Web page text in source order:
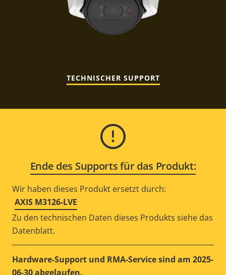
TECHNISCHER SUPPORT
Ende des Supports für das Produkt:
Wir haben dieses Produkt ersetzt durch:
AXIS M3126-LVE
Zu den technischen Daten dieses Produkts siehe das
Datenblatt.
Hardware-Support und RMA-Service sind am 2025-
06-30 abgelaufen.